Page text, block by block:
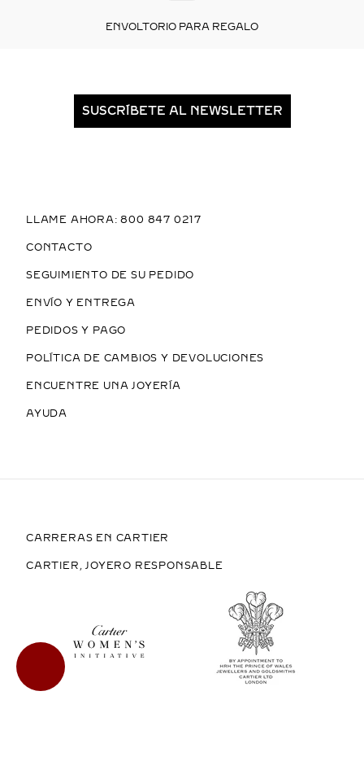
ENVOLTORIO PARA REGALO
SUSCRÍBETE AL NEWSLETTER
LLAME AHORA: 800 847 0217
CONTACTO
SEGUIMIENTO DE SU PEDIDO
ENVÍO Y ENTREGA
PEDIDOS Y PAGO
POLÍTICA DE CAMBIOS Y DEVOLUCIONES
ENCUENTRE UNA JOYERÍA
AYUDA
CARRERAS EN CARTIER
CARTIER, JOYERO RESPONSABLE